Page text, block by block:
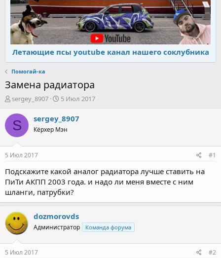
Летающие псы youtube канал нашего соклубника
Помогай-ка
Замена радиатора
А
т
о
р
е
м
ы
sergey_8907
Д
т
а
н
л
а
5 Июл 2017
S sergey_8907
Кёрхер Мэн
5 Июл 2017 #1
Подскажите какой аналог радиатора лучше ставить на
ПиТи АКПП 2003 года. и надо ли меня вместе с ним
шланги, патрубки?
dozmorovds
Администратор Команда форума
5 Июл 2017 #2